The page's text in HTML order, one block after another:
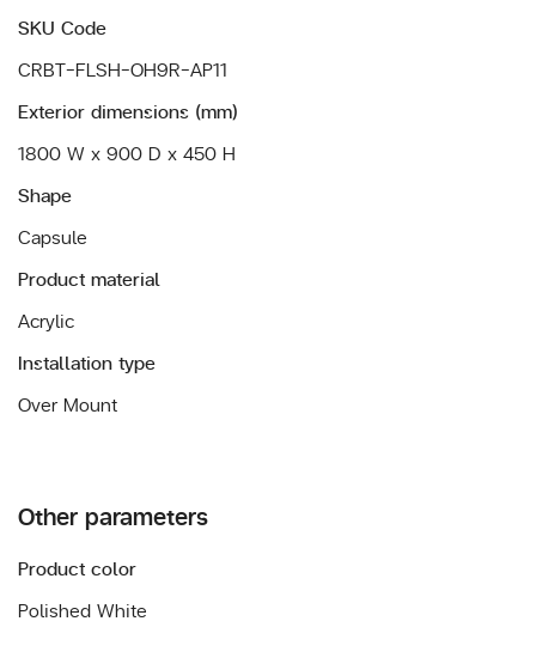
SKU Code
CRBT-FLSH-OH9R-AP11
Exterior dimensions (mm)
1800 W x 900 D x 450 H
Shape
Capsule
Product material
Acrylic
Installation type
Over Mount
Other parameters
Product color
Polished White